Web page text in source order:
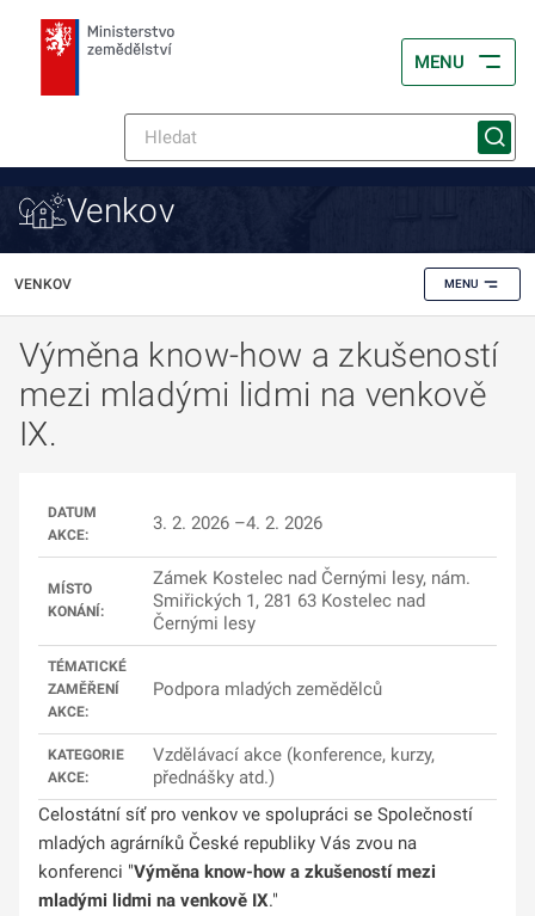
MENU
Venkov
VENKOV MENU
Výměna know-how a zkušeností
mezi mladými lidmi na venkově
IX.
DATUM
AKCE:
3. 2. 2026 –4. 2. 2026
MÍSTO
KONÁNÍ:
Zámek Kostelec nad Černými lesy, nám.
Smiřických 1, 281 63 Kostelec nad
Černými lesy
TÉMATICKÉ
ZAMĚŘENÍ
AKCE:
Podpora mladých zemědělců
KATEGORIE
AKCE:
Vzdělávací akce (konference, kurzy,
přednášky atd.)
Celostátní síť pro venkov ve spolupráci se Společností
mladých agrárníků České republiky Vás zvou na
konferenci "Výměna know-how a zkušeností mezi
mladými lidmi na venkově IX."